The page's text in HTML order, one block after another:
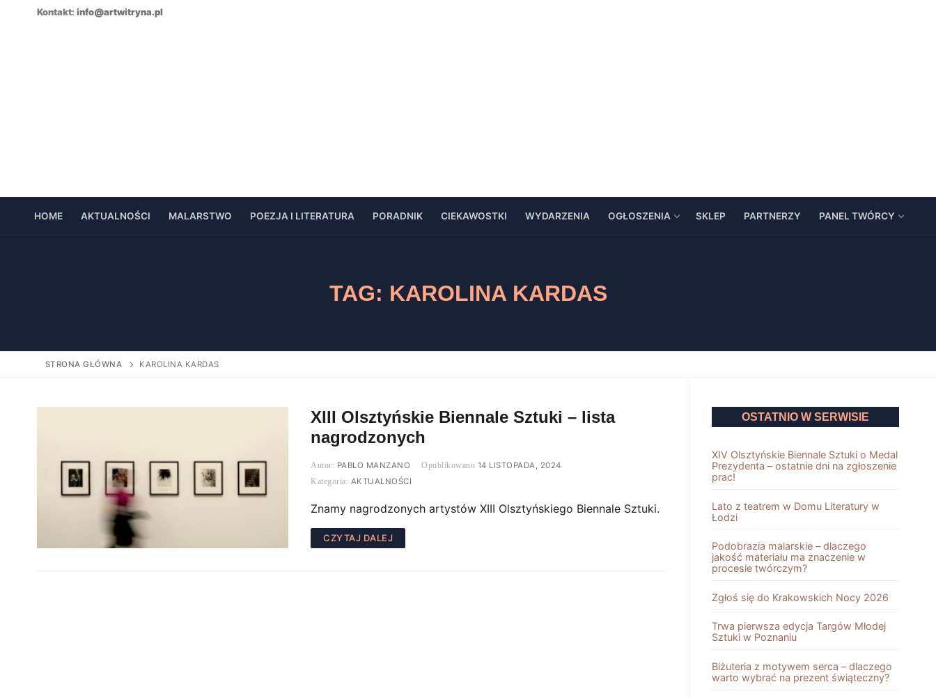
Kontakt: info@artwitryna.pl
HOME AKTUALNOŚCI MALARSTWO POEZJA I LITERATURA PORADNIK CIEKAWOSTKI WYDARZENIA OGŁOSZENIA SKLEP PARTNERZY PANEL TWÓRCY
TAG: KAROLINA KARDAS
STRONA GŁÓWNA KAROLINA KARDAS
XIII Olsztyńskie Biennale Sztuki – lista
nagrodzonych
PABLO MANZANO
14 LISTOPADA, 2024
AKTUALNOŚCI
Znamy nagrodzonych artystów XIII Olsztyńskiego Biennale Sztuki.
CZYTAJ DALEJ
OSTATNIO W SERWISIE
XIV Olsztyńskie Biennale Sztuki o Medal
Prezydenta – ostatnie dni na zgłoszenie
prac!
Lato z teatrem w Domu Literatury w
Łodzi
Podobrazia malarskie – dlaczego
jakość materiału ma znaczenie w
procesie twórczym?
Zgłoś się do Krakowskich Nocy 2026
Trwa pierwsza edycja Targów Młodej
Sztuki w Poznaniu
Biżuteria z motywem serca – dlaczego
warto wybrać na prezent świąteczny?